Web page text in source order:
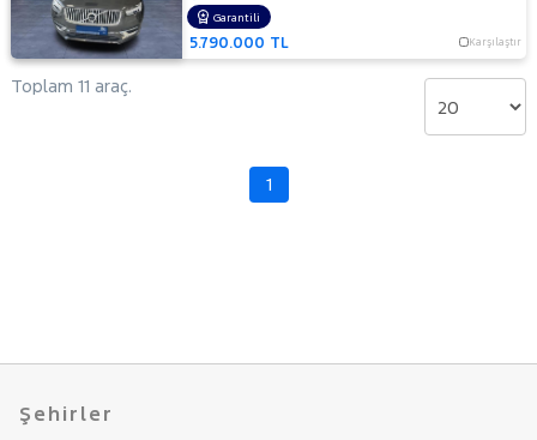
5.790.000 TL Karşılaştır
Garantili
Toplam 11 araç.
1
Şehirler